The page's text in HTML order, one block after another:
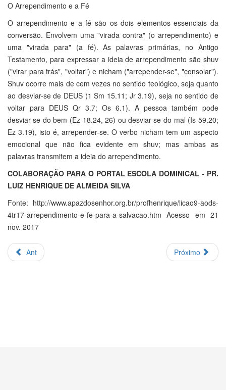
O Arrependimento e a Fé
O arrependimento e a fé são os dois elementos essenciais da
conversão. Envolvem uma "virada contra" (o arrependimento) e
uma "virada para" (a fé). As palavras primárias, no Antigo
Testamento, para expressar a ideia de arrependimento são shuv
("virar para trás", "voltar") e nicham ("arrepender-se", "consolar").
Shuv ocorre mais de cem vezes no sentido teológico, seja quanto
ao desviar-se de DEUS (1 Sm 15.11; Jr 3.19), seja no sentido de
voltar para DEUS Qr 3.7; Os 6.1). A pessoa também pode
desviar-se do bem (Ez 18.24, 26) ou desviar-se do mal (Is 59.20;
Ez 3.19), isto é, arrepender-se. O verbo nicham tem um aspecto
emocional que não fica evidente em shuv; mas ambas as
palavras transmitem a ideia do arrependimento.
COLABORAÇÃO PARA O PORTAL ESCOLA DOMINICAL - PR.
LUIZ HENRIQUE DE ALMEIDA SILVA
Fonte: http://www.apazdosenhor.org.br/profhenrique/licao9-aods-
4tr17-arrependimento-e-fe-para-a-salvacao.htm Acesso em 21
nov. 2017
Ant Próximo